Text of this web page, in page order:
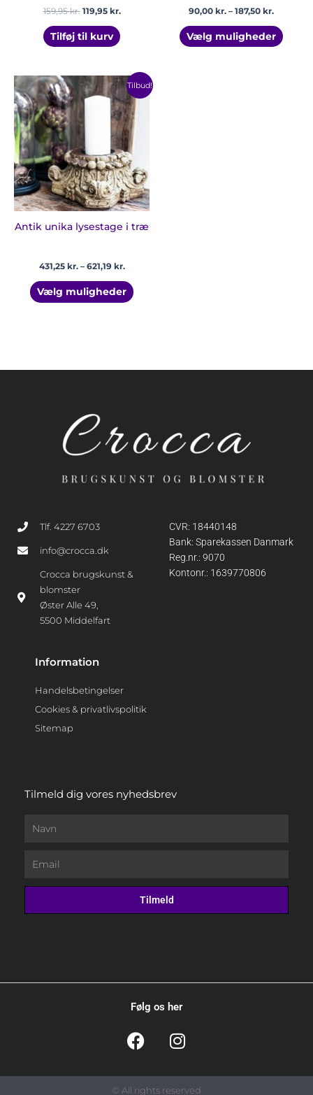
159,95kr. 119,95 kr.
Tilføj til kurv
90,00 kr. – 187,50 kr.
Vælg muligheder
Tilbud!
Antik unika lysestage i træ
431,25 kr. – 621,19 kr.
Prisinterval:
431,25 kr.
til
621,19 kr.
Vælg muligheder
Dette
vare
har
flere
kan
vælges
på
varesiden
Tlf. 4227 6703
info@crocca.dk
Crocca brugskunst &
blomster
Øster Alle 49,
5500 Middelfart
CVR: 18440148
Bank: Sparekassen Danmark
Reg.nr.: 9070
Kontonr.: 1639770806
Information
Handelsbetingelser
Cookies & privatlivspolitik
Sitemap
Tilmeld dig vores nyhedsbrev
Tilmeld
Følg os her
F
c
I
s
© All rights reserved